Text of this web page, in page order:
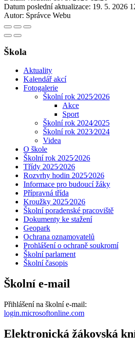
Datum poslední aktualizace: 19. 5. 2026
Autor: Správce Webu
Škola
Aktuality
Kalendář akcí
Fotogalerie
Školní rok 2025⁄2026
Akce
Sport
Školní rok 2024⁄2025
Školní rok 2023⁄2024
Videa
O škole
Školní rok 2025⁄2026
Třídy 2025⁄2026
Rozvrhy hodin 2025⁄2026
Informace pro budoucí žáky
Přípravná třída
Kroužky 2025⁄2026
Školní poradenské pracoviště
Dokumenty ke stažení
Geopark
Ochrana oznamovatelů
Prohlášení o ochraně soukromí
Školní parlament
Školní časopis
Školní e-mail
Přihlášení na školní e-mail:
login.microsoftonline.com
Elektronická žákovská